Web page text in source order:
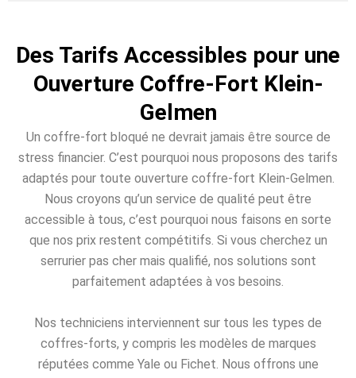
Des Tarifs Accessibles pour une
Ouverture Coffre-Fort Klein-
Gelmen
Un coffre-fort bloqué ne devrait jamais être source de
stress financier. C’est pourquoi nous proposons des tarifs
adaptés pour toute ouverture coffre-fort Klein-Gelmen.
Nous croyons qu’un service de qualité peut être
accessible à tous, c’est pourquoi nous faisons en sorte
que nos prix restent compétitifs. Si vous cherchez un
serrurier pas cher mais qualifié, nos solutions sont
parfaitement adaptées à vos besoins.
Nos techniciens interviennent sur tous les types de
coffres-forts, y compris les modèles de marques
réputées comme Yale ou Fichet. Nous offrons une